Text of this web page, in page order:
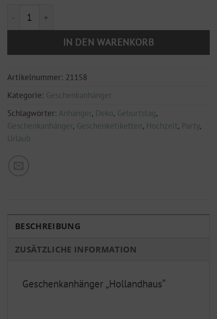
Geschenkanhänger "Hollandhaus" (2-er Set) Menge
IN DEN WARENKORB
Artikelnummer: 21158
Kategorie: Geschenkanhänger
Schlagwörter: Anhänger, Deko, Geburtstag,
Geschenkanhänger, Geschenketiketten, Hochzeit, Party,
Urlaub
BESCHREIBUNG
ZUSÄTZLICHE INFORMATION
Geschenkanhänger „Hollandhaus“